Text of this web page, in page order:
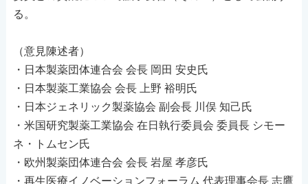
る。
（意見陳述者）
・日本製薬団体連合会 会長 岡田 安史氏
・日本製薬工業協会 会長 上野 裕明氏
・日本ジェネリック製薬協会 副会長 川俣 知己氏
・米国研究製薬工業協会 在日執行委員会 委員長 シモー
ネ・トムセン氏
・欧州製薬団体連合会 会長 岩屋 孝彦氏
・再生医療イノベーションフォーラム 代表理事会長 志鷹